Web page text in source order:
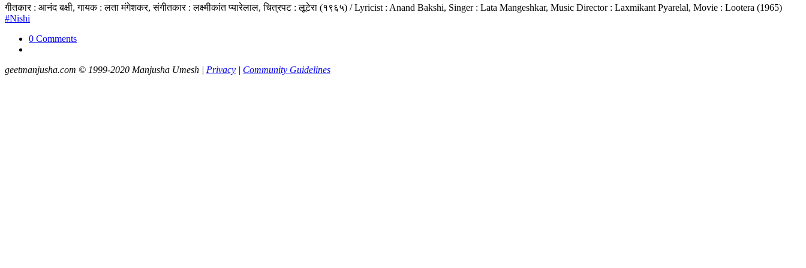
गीतकार : आनंद बक्षी, गायक : लता मंगेशकर, संगीतकार : लक्ष्मीकांत प्यारेलाल, चित्रपट : लूटेरा (१९६५) / Lyricist : Anand Bakshi, Singer : Lata Mangeshkar, Music Director : Laxmikant Pyarelal, Movie : Lootera (1965)
#Nishi
0 Comments
geetmanjusha.com © 1999-2020 Manjusha Umesh | Privacy | Community Guidelines